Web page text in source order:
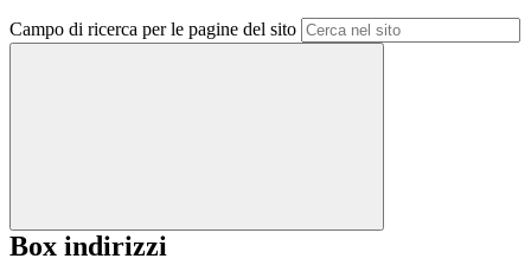
Campo di ricerca per le pagine del sito
Box indirizzi